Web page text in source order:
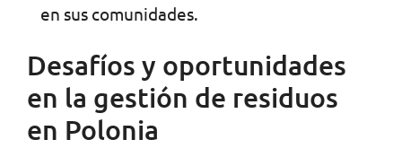
en sus comunidades.
Desafíos y oportunidades
en la gestión de residuos
en Polonia